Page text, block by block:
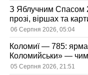
З Яблучним Спасом
прозі, віршах та
06 Серпня 2026, 05:04
Коломиї — 785:
Коломийськи» —
05 Серпня 2026, 21:51